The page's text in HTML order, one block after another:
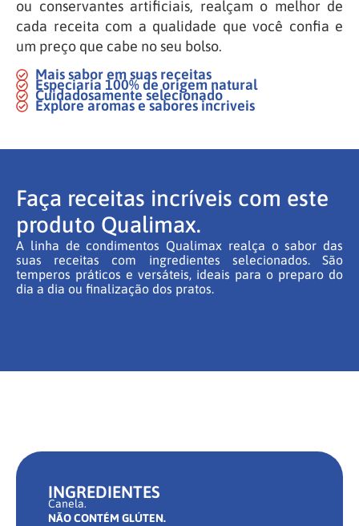
ou conservantes artificiais, realçam o melhor de
cada receita com a qualidade que você confia e
um preço que cabe no seu bolso.
Mais sabor em suas receitas
Especiaria 100% de origem natural
Cuidadosamente selecionado
Explore aromas e sabores incriveis
Faça receitas incríveis com este
produto Qualimax.
A linha de condimentos Qualimax realça o sabor das
suas receitas com ingredientes selecionados. São
temperos práticos e versáteis, ideais para o preparo do
dia a dia ou finalização dos pratos.
INGREDIENTES
Canela.
NÃO CONTÉM GLÚTEN.